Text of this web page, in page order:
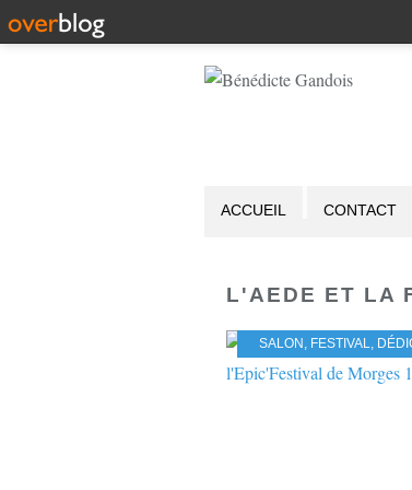
ACCUEIL CONTACT
L'AEDE ET LA
SALON FESTIVAL